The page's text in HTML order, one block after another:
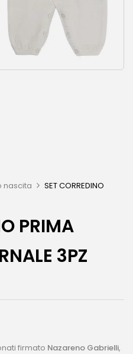
nascita
SET CORREDINO
PRIMA
3PZ
firmato Nazareno Gabrielli,